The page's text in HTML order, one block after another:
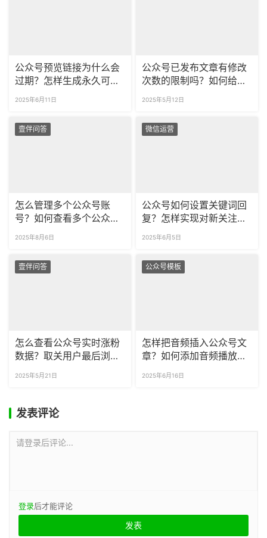
公众号预览链接为什么会
过期？怎样生成永久可更
2025年6月11日
公众号已发布文章有修改
次数的限制吗？如何给推
2025年5月12日
壹伴问答
怎么管理多个公众号账
号？如何查看多个公众号
2025年8月6日
微信运营
公众号如何设置关键词回
复？怎样实现对新关注多
2025年6月5日
壹伴问答
怎么查看公众号实时涨粉
数据？取关用户最后浏览
2025年5月21日
公众号模板
怎样把音频插入公众号文
章？如何添加音频播放器
2025年6月16日
发表评论
请登录后评论...
登录后才能评论